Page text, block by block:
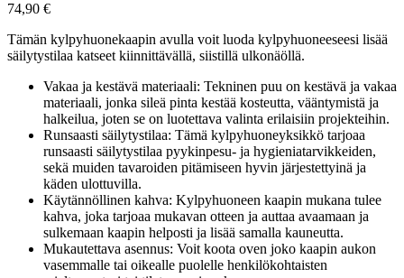
74,90 €
Tämän kylpyhuonekaapin avulla voit luoda kylpyhuoneeseesi lisää
säilytystilaa katseet kiinnittävällä, siistillä ulkonäöllä.
Vakaa ja kestävä materiaali: Tekninen puu on kestävä ja vakaa
materiaali, jonka sileä pinta kestää kosteutta, vääntymistä ja
halkeilua, joten se on luotettava valinta erilaisiin projekteihin.
Runsaasti säilytystilaa: Tämä kylpyhuoneyksikkö tarjoaa
runsaasti säilytystilaa pyykinpesu- ja hygieniatarvikkeiden,
sekä muiden tavaroiden pitämiseen hyvin järjestettyinä ja
käden ulottuvilla.
Käytännöllinen kahva: Kylpyhuoneen kaapin mukana tulee
kahva, joka tarjoaa mukavan otteen ja auttaa avaamaan ja
sulkemaan kaapin helposti ja lisää samalla kauneutta.
Mukautettava asennus: Voit koota oven joko kaapin aukon
vasemmalle tai oikealle puolelle henkilökohtaisten